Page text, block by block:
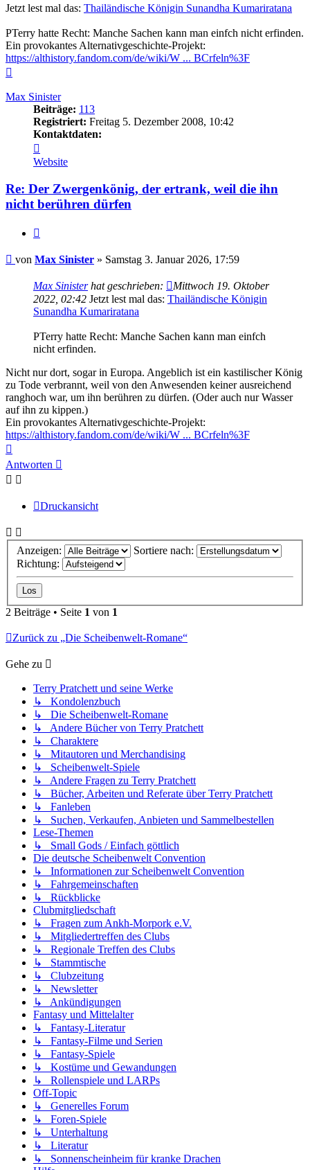
Jetzt lest mal das: Thailändische Königin Sunandha Kumariratana
PTerry hatte Recht: Manche Sachen kann man einfch nicht erfinden.
Ein provokantes Alternativgeschichte-Projekt:
https://althistory.fandom.com/de/wiki/W ... BCrfeln%3F
Max Sinister
Beiträge: 113
Registriert: Freitag 5. Dezember 2008, 10:42
Kontaktdaten:
von
Max
Sinister
Website
Re: Der Zwergenkönig, der ertrank, weil die ihn
nicht berühren dürfen
Beitrag
von Max Sinister » Samstag 3. Januar 2026, 17:59
Max Sinisterhat geschrieben:
Mittwoch 19. Oktober
2022, 02:42 Jetzt lest mal das: Thailändische Königin
Sunandha Kumariratana
PTerry hatte Recht: Manche Sachen kann man einfch
nicht erfinden.
Nicht nur dort, sogar in Europa. Angeblich ist ein kastilischer König
zu Tode verbrannt, weil von den Anwesenden keiner ausreichend
ranghoch war, um ihn berühren zu dürfen. (Oder auch nur Wasser
auf ihn zu kippen.)
Ein provokantes Alternativgeschichte-Projekt:
https://althistory.fandom.com/de/wiki/W ... BCrfeln%3F
oben
Antworten
Druckansicht
Anzeigen:
Sortiere nach:
Richtung:
2 Beiträge • Seite 1 von 1
Zurück zu „Die Scheibenwelt-Romane“
Gehe zu
Terry Pratchett und seine Werke
↳ Kondolenzbuch
↳ Die Scheibenwelt-Romane
↳ Andere Bücher von Terry Pratchett
↳ Charaktere
↳ Mitautoren und Merchandising
↳ Scheibenwelt-Spiele
↳ Andere Fragen zu Terry Pratchett
↳ Bücher, Arbeiten und Referate über Terry Pratchett
↳ Fanleben
↳ Suchen, Verkaufen, Anbieten und Sammelbestellen
Lese-Themen
↳ Small Gods / Einfach göttlich
Die deutsche Scheibenwelt Convention
↳ Informationen zur Scheibenwelt Convention
↳ Fahrgemeinschaften
↳ Rückblicke
Clubmitgliedschaft
↳ Fragen zum Ankh-Morpork e.V.
↳ Mitgliedertreffen des Clubs
↳ Regionale Treffen des Clubs
↳ Stammtische
↳ Clubzeitung
↳ Newsletter
↳ Ankündigungen
Fantasy und Mittelalter
↳ Fantasy-Literatur
↳ Fantasy-Filme und Serien
↳ Fantasy-Spiele
↳ Kostüme und Gewandungen
↳ Rollenspiele und LARPs
Off-Topic
↳ Generelles Forum
↳ Foren-Spiele
↳ Unterhaltung
↳ Literatur
↳ Sonnenscheinheim für kranke Drachen